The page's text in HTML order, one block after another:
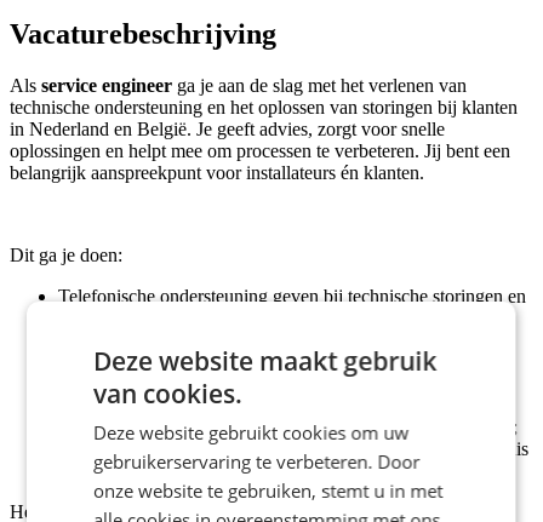
Vacaturebeschrijving
Als service engineer ga je aan de slag met het verlenen van
technische ondersteuning en het oplossen van storingen bij klanten
in Nederland en België. Je geeft advies, zorgt voor snelle
oplossingen en helpt mee om processen te verbeteren. Jij bent een
belangrijk aanspreekpunt voor installateurs én klanten.
Dit ga je doen:
Telefonische ondersteuning geven bij technische storingen en
optimaliseren;
Klanten informeren over onderhoudsabonnementen en het
beheren hiervan;
Werkbonnen verwerken, zodat de facturatie soepel verloopt;
Kansen signaleren voor betere service en je technische kennis
delen met klanten en collega’s.
Het bedrijf in
Zwolle is gespecialiseerd in het creëren van een
Deze website maakt gebruik
van cookies.
Deze website gebruikt cookies om uw
gebruikerservaring te verbeteren. Door
onze website te gebruiken, stemt u in met